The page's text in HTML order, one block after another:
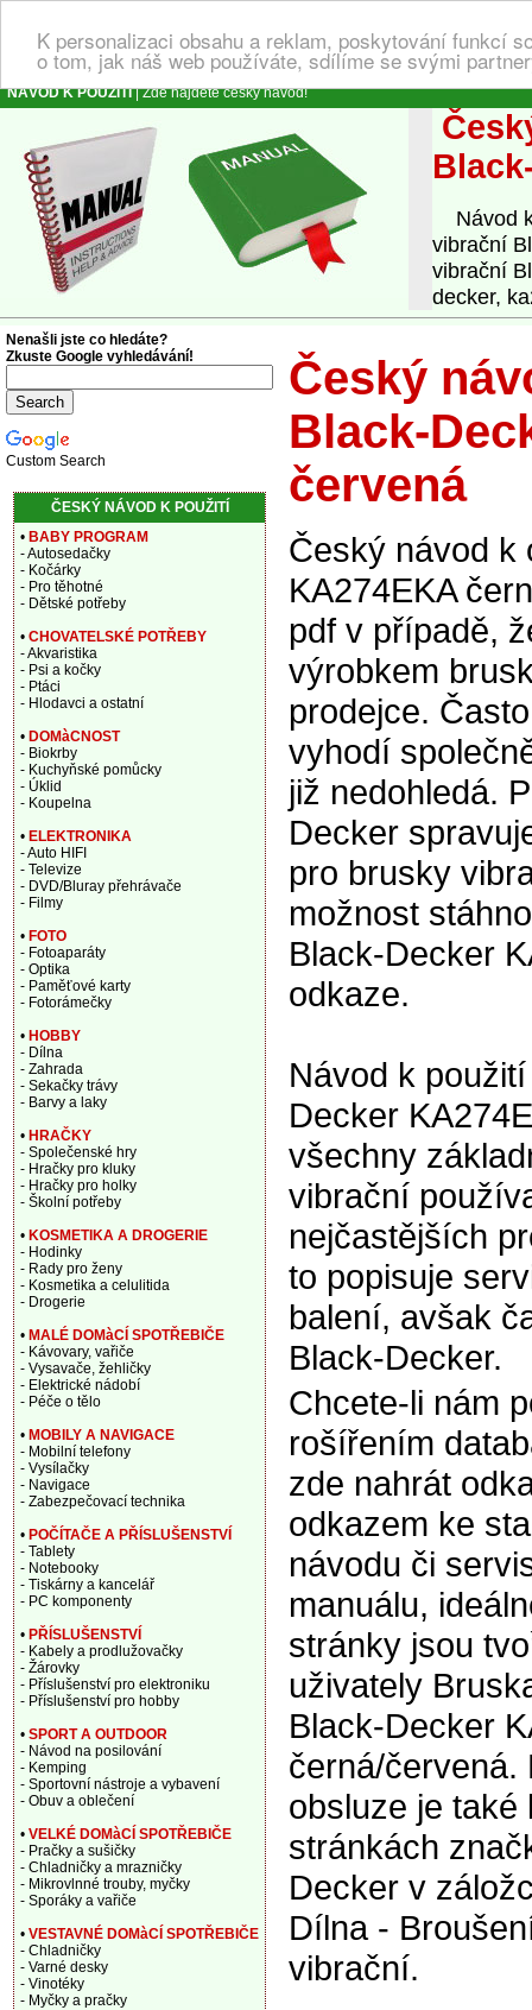
K personalizaci obsahu a reklam, poskytování funkcí
o tom, jak náš web používáte, sdílíme se svými
NÁVOD K POUŽITÍ| Zde najdete český návod!
Návod k
vibrační
vibrační
decker,
Český
Black-
červená
Český návod k
KA274EKA
pdf v případě,
výrobkem
prodejce.
vyhodí
již nedohledá.
Decker
pro brusky
možnost
Black-Decker
odkaze.
Návod k
Decker
všechny
vibrační
nejčastějších
to popisuje
balení, avšak
Black-Decker.
Chcete-li nám
rošířením
zde nahrát
odkazem ke
návodu či
manuálu,
stránky jsou
uživately
Black-Decker
černá/červená.
obsluze je také
stránkách
Decker v
Dílna -
vibrační.
Nenašli jste co hledáte?
Zkuste Google vyhledávání!
Custom Search
ČESKÝ NÁVOD K POUŽITÍ
• BABY PROGRAM
- Autosedačky
- Kočárky
- Pro těhotné
- Dětské potřeby
• CHOVATELSKÉ POTŘEBY
- Akvaristika
- Psi a kočky
- Ptáci
- Hlodavci a ostatní
• DOMàCNOST
- Biokrby
- Kuchyňské pomůcky
- Úklid
- Koupelna
• ELEKTRONIKA
- Auto HIFI
- Televize
- DVD/Bluray přehrávače
- Filmy
• FOTO
- Fotoaparáty
- Optika
- Paměťové karty
- Fotorámečky
• HOBBY
- Dílna
- Zahrada
- Sekačky trávy
- Barvy a laky
• HRAČKY
- Společenské hry
- Hračky pro kluky
- Hračky pro holky
- Školní potřeby
• KOSMETIKA A DROGERIE
- Hodinky
- Rady pro ženy
- Kosmetika a celulitida
- Drogerie
• MALÉ DOMàCÍ SPOTŘEBIČE
- Kávovary, vařiče
- Vysavače, žehličky
- Elektrické nádobí
- Péče o tělo
• MOBILY A NAVIGACE
- Mobilní telefony
- Vysílačky
- Navigace
- Zabezpečovací technika
• POČÍTAČE A PŘÍSLUŠENSTVÍ
- Tablety
- Notebooky
- Tiskárny a kancelář
- PC komponenty
• PŘÍSLUŠENSTVÍ
- Kabely a prodlužovačky
- Žárovky
- Příslušenství pro elektroniku
- Příslušenství pro hobby
• SPORT A OUTDOOR
- Návod na posilování
- Kemping
- Sportovní nástroje a vybavení
- Obuv a oblečení
• VELKÉ DOMàCÍ SPOTŘEBIČE
- Pračky a sušičky
- Chladničky a mrazničky
- Mikrovlnné trouby, myčky
- Sporáky a vařiče
• VESTAVNÉ DOMàCÍ SPOTŘEBIČE
- Chladničky
- Varné desky
- Vinotéky
- Myčky a pračky